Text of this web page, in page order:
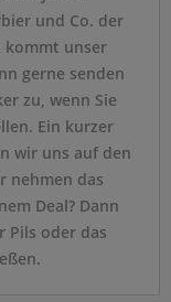
und Co. der
kommt unser
gerne senden
zu, wenn Sie
Ein kurzer
wir uns auf den
nehmen das
Deal? Dann
Pils oder das